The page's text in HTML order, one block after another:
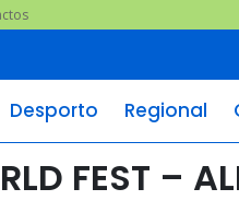
Desporto Regional
FEST –